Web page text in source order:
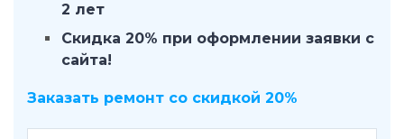
2 лет
Скидка 20% при оформлении заявки с
сайта!
Заказать ремонт со скидкой 20%